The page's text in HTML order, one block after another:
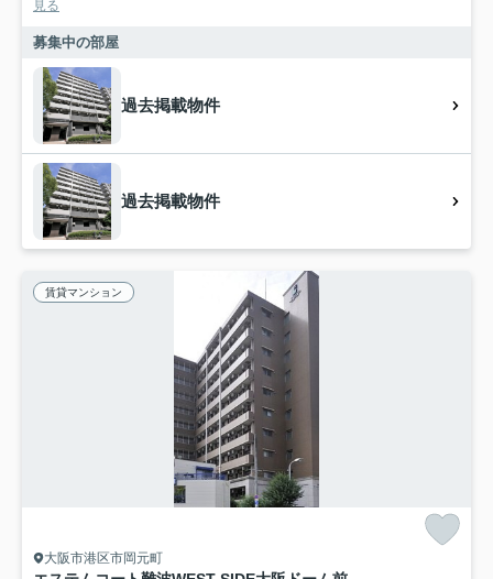
見る
募集中の部屋
過去掲載物件
過去掲載物件
賃貸マンション
大阪市港区市岡元町